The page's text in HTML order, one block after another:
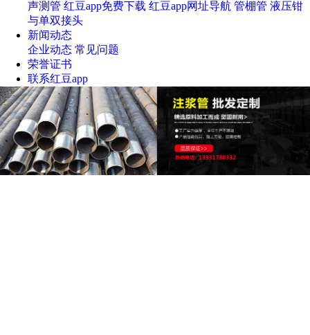
声测管 红豆app免费下载 红豆app网址导航 管棚管 液压钳
与单双接头
新闻动态
企业动态 常见问题
荣誉证书
联系红豆app